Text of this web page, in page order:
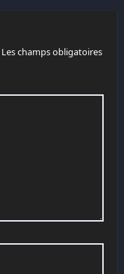
Les champs obligatoires